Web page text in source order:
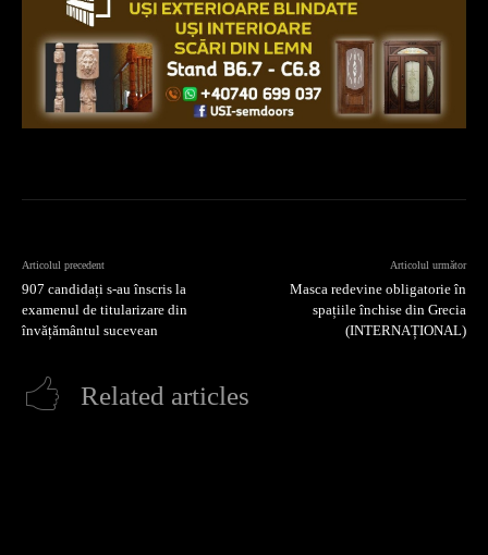
Articolul precedent
907 candidați s-au înscris la
examenul de titularizare din
învățământul sucevean
Articolul următor
Masca redevine obligatorie în
spațiile închise din Grecia
(INTERNAȚIONAL)
Related articles